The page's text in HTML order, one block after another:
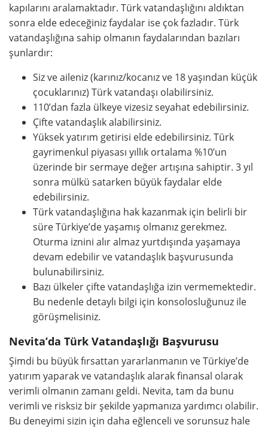
kapılarını aralamaktadır. Türk vatandaşlığını aldıktan
sonra elde edeceğiniz faydalar ise çok fazladır. Türk
vatandaşlığına sahip olmanın faydalarından bazıları
şunlardır:
Siz ve aileniz (karınız/kocanız ve 18 yaşından küçük
çocuklarınız) Türk vatandaşı olabilirsiniz.
110’dan fazla ülkeye vizesiz seyahat edebilirsiniz.
Çifte vatandaşlık alabilirsiniz.
Yüksek yatırım getirisi elde edebilirsiniz. Türk
gayrimenkul piyasası yıllık ortalama %10’un
üzerinde bir sermaye değer artışına sahiptir. 3 yıl
sonra mülkü satarken büyük faydalar elde
edebilirsiniz.
Türk vatandaşlığına hak kazanmak için belirli bir
süre Türkiye’de yaşamış olmanız gerekmez.
Oturma iznini alır almaz yurtdışında yaşamaya
devam edebilir ve vatandaşlık başvurusunda
bulunabilirsiniz.
Bazı ülkeler çifte vatandaşlığa izin vermemektedir.
Bu nedenle detaylı bilgi için konsolosluğunuz ile
görüşmelisiniz.
Nevita’da Türk Vatandaşlığı Başvurusu
Şimdi bu büyük fırsattan yararlanmanın ve Türkiye’de
yatırım yaparak ve vatandaşlık alarak finansal olarak
verimli olmanın zamanı geldi. Nevita, tam da bunu
verimli ve risksiz bir şekilde yapmanıza yardımcı olabilir.
Bu deneyimi sizin için daha eğlenceli ve sorunsuz hale